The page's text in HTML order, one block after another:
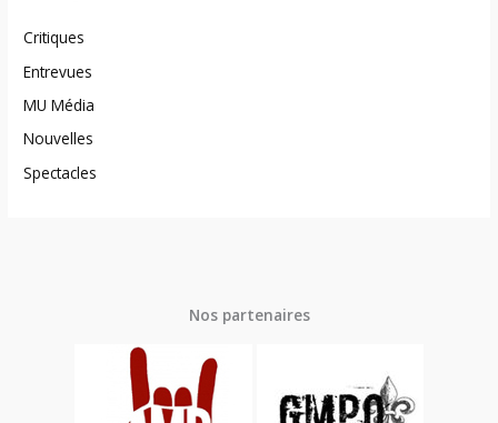
Critiques
Entrevues
MU Média
Nouvelles
Spectacles
Nos partenaires